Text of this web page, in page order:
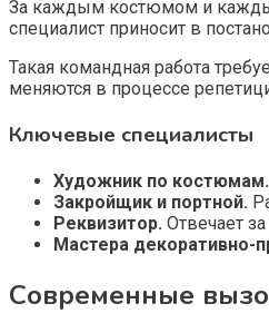
За каждым костюмом и
специалист приносит в
Такая командная работа
меняются в процессе
Ключевые специалисты
Художник по костюмам.
Закройщик и портной.
Реквизитор. Отвечает
Мастера декоративно-
Современные